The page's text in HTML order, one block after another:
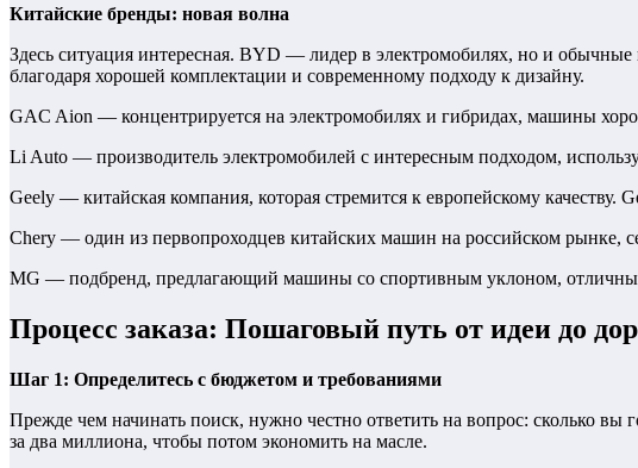
Китайские бренды: новая волна
Здесь ситуация интересная. BYD — лидер в электромобилях, но и
благодаря хорошей комплектации и современному подходу к дизайну.
GAC Aion — концентрируется на электромобилях и гибридах, машины
Li Auto — производитель электромобилей с интересным подходом,
Geely — китайская компания, которая стремится к европейскому
Chery — один из первопроходцев китайских машин на российском рынке,
MG — подбренд, предлагающий машины со спортивным уклоном,
Процесс заказа: Пошаговый путь от идеи до
Шаг 1: Определитесь с бюджетом и требованиями
Прежде чем начинать поиск, нужно честно ответить на вопрос: сколько
за два миллиона, чтобы потом экономить на масле.